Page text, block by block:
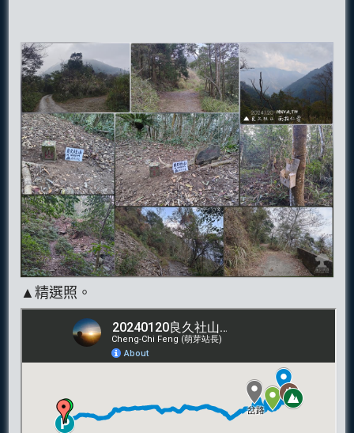
▲精選照。